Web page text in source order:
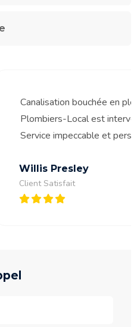
pleine activité…
dans l’heure.
personnel sympa.